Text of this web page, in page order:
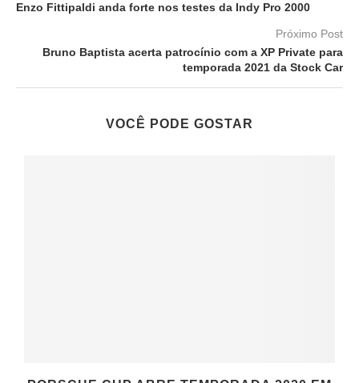
Enzo Fittipaldi anda forte nos testes da Indy Pro 2000
Próximo Post
Bruno Baptista acerta patrocínio com a XP Private para
temporada 2021 da Stock Car
VOCÊ PODE GOSTAR